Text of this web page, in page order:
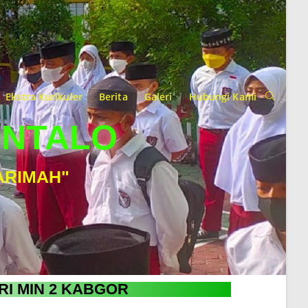
Ekstra Kurikuler Berita Galeri Hubungi Kami
MIN 2 KABGOR